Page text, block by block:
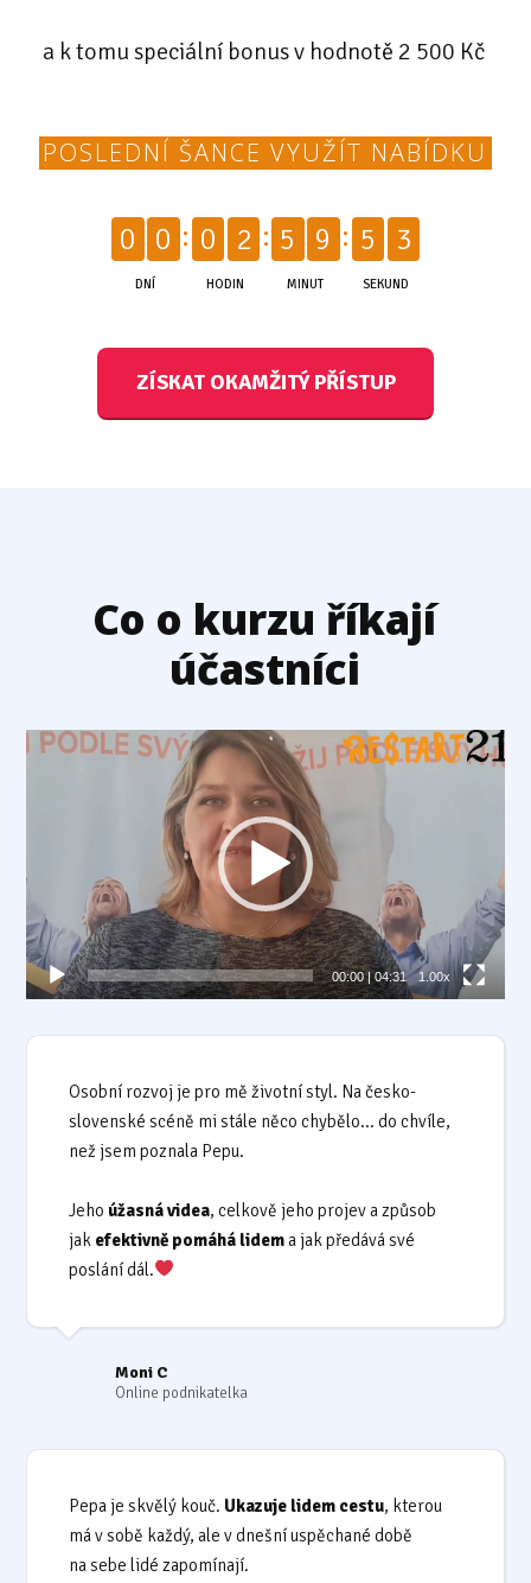
a k tomu speciální bonus v hodnotě 2 500 Kč
POSLEDNÍ ŠANCE VYUŽÍT NABÍDKU
0 0
DNÍ
0 2
HODIN
5 9
MINUT
5
2
SEKUND
ZÍSKAT OKAMŽITÝ PŘÍSTUP
Co o kurzu říkají
účastníci
Video
00:00|04:31 1.00x
Osobní rozvoj je pro mě životní styl. Na česko-
slovenské scéně mi stále něco chybělo... do chvíle,
než jsem poznala Pepu.
Jeho úžasná videa, celkově jeho projev a způsob
jak efektivně pomáhá lidema jak předává své
poslání dál.
Moni C
Online podnikatelka
Pepa je skvělý kouč. Ukazuje lidem cestu, kterou
má v sobě každý, ale v dnešní uspěchané době
na sebe lidé zapomínají.